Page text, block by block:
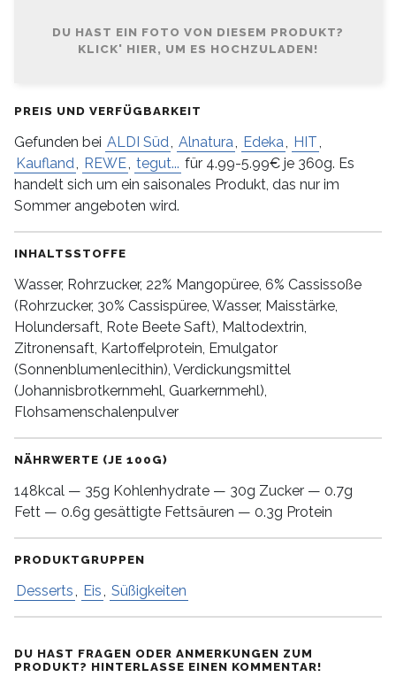
DU HAST EIN FOTO VON DIESEM PRODUKT?
KLICK' HIER, UM ES HOCHZULADEN!
PREIS UND VERFÜGBARKEIT
Gefunden bei ALDI Süd, Alnatura, Edeka, HIT,
Kaufland, REWE, tegut... für 4.99-5.99€ je 360g. Es
handelt sich um ein saisonales Produkt, das nur im
Sommer angeboten wird.
INHALTSSTOFFE
Wasser, Rohrzucker, 22% Mangopüree, 6% Cassissoße
(Rohrzucker, 30% Cassispüree, Wasser, Maisstärke,
Holundersaft, Rote Beete Saft), Maltodextrin,
Zitronensaft, Kartoffelprotein, Emulgator
(Sonnenblumenlecithin), Verdickungsmittel
(Johannisbrotkernmehl, Guarkernmehl),
Flohsamenschalenpulver
NÄHRWERTE (JE 100G)
148kcal — 35g Kohlenhydrate — 30g Zucker — 0.7g
Fett — 0.6g gesättigte Fettsäuren — 0.3g Protein
PRODUKTGRUPPEN
Desserts, Eis, Süßigkeiten
DU HAST FRAGEN ODER ANMERKUNGEN ZUM
PRODUKT? HINTERLASSE EINEN KOMMENTAR!